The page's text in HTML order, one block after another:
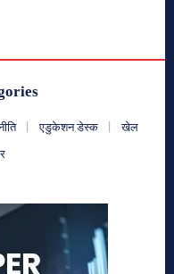
एडुकेशन डेस्क
खेल